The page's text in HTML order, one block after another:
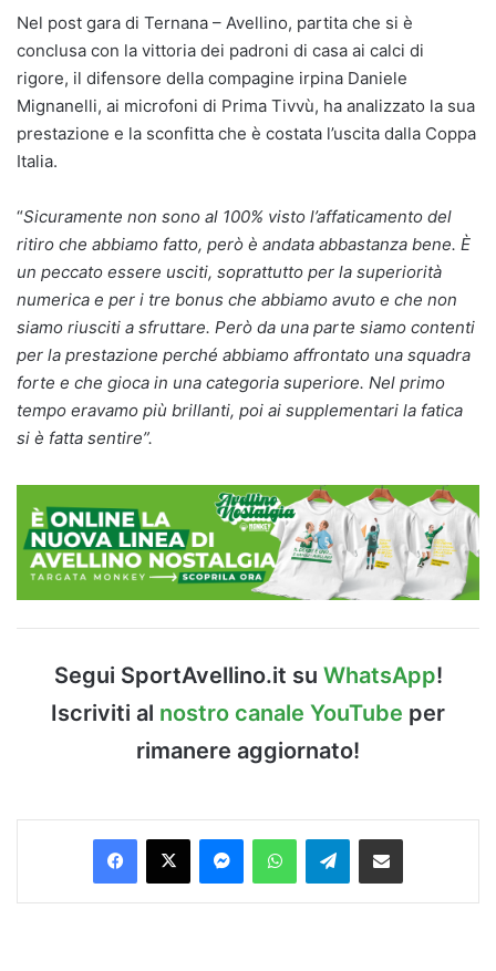
Nel post gara di Ternana – Avellino, partita che si è
conclusa con la vittoria dei padroni di casa ai calci di
rigore, il difensore della compagine irpina Daniele
Mignanelli, ai microfoni di Prima Tivvù, ha analizzato la sua
prestazione e la sconfitta che è costata l’uscita dalla Coppa
Italia.
“Sicuramente non sono al 100% visto l’affaticamento del
ritiro che abbiamo fatto, però è andata abbastanza bene. È
un peccato essere usciti, soprattutto per la superiorità
numerica e per i tre bonus che abbiamo avuto e che non
siamo riusciti a sfruttare. Però da una parte siamo contenti
per la prestazione perché abbiamo affrontato una squadra
forte e che gioca in una categoria superiore. Nel primo
tempo eravamo più brillanti, poi ai supplementari la fatica
si è fatta sentire”.
Segui SportAvellino.it su WhatsApp!
Iscriviti al nostro canale YouTube per
rimanere aggiornato!
Facebook
X MessengerWhatsAppTelegramCondividi via Email